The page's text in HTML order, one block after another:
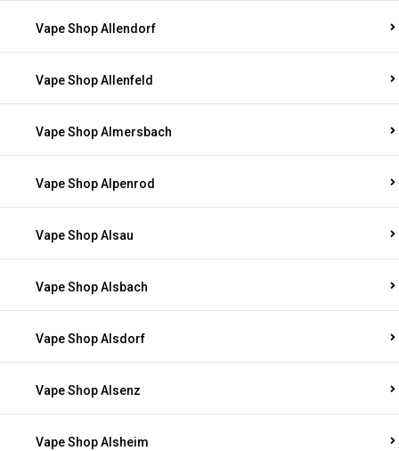
Vape Shop Allendorf
Vape Shop Allenfeld
Vape Shop Almersbach
Vape Shop Alpenrod
Vape Shop Alsau
Vape Shop Alsbach
Vape Shop Alsdorf
Vape Shop Alsenz
Vape Shop Alsheim